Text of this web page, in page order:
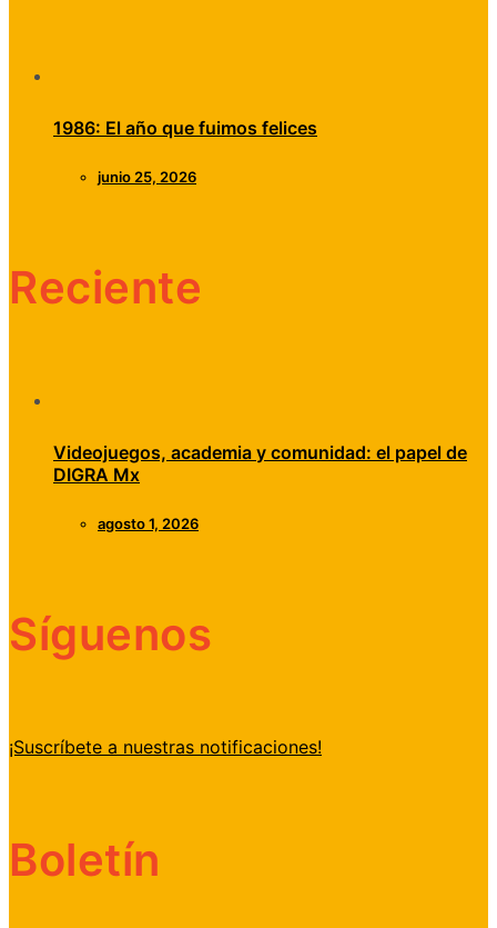
1986: El año que fuimos felices
junio 25, 2026
Reciente
Videojuegos, academia y comunidad: el papel de
DIGRA Mx
agosto 1, 2026
Síguenos
¡Suscríbete a nuestras notificaciones!
Boletín